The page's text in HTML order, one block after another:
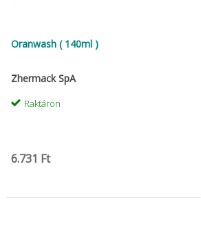
Oranwash ( 140ml )
Zhermack SpA
Raktáron
6.731 Ft